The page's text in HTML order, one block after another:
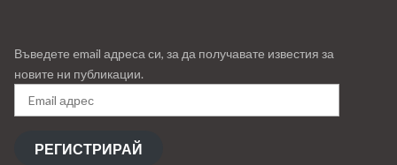
Въведете email адреса си, за да получавате известия за
новите ни публикации.
Email
адрес
РЕГИСТРИРАЙ